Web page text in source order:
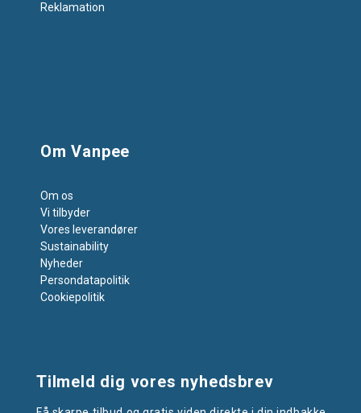
Reklamation
Om Vanpee
Om os
Vi tilbyder
Vores leverandører
Sustainability
Nyheder
Persondatapolitik
Cookiepolitik
Tilmeld dig vores nyhedsbrev